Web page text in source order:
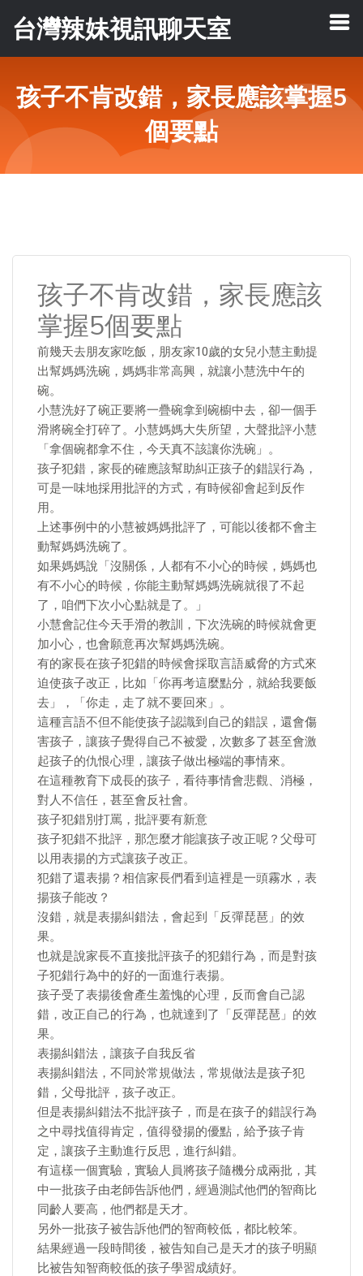
台灣辣妹視訊聊天室
孩子不肯改錯，家長應該掌握5
個要點
孩子不肯改錯，家長應該
掌握5個要點
前幾天去朋友家吃飯，朋友家10歲的女兒小慧主動提
出幫媽媽洗碗，媽媽非常高興，就讓小慧洗中午的
碗。
小慧洗好了碗正要將一疊碗拿到碗櫥中去，卻一個手
滑將碗全打碎了。小慧媽媽大失所望，大聲批評小慧
「拿個碗都拿不住，今天真不該讓你洗碗」。
孩子犯錯，家長的確應該幫助糾正孩子的錯誤行為，
可是一味地採用批評的方式，有時候卻會起到反作
用。
上述事例中的小慧被媽媽批評了，可能以後都不會主
動幫媽媽洗碗了。
如果媽媽說「沒關係，人都有不小心的時候，媽媽也
有不小心的時候，你能主動幫媽媽洗碗就很了不起
了，咱們下次小心點就是了。」
小慧會記住今天手滑的教訓，下次洗碗的時候就會更
加小心，也會願意再次幫媽媽洗碗。
有的家長在孩子犯錯的時候會採取言語威脅的方式來
迫使孩子改正，比如「你再考這麼點分，就給我要飯
去」，「你走，走了就不要回來」。
這種言語不但不能使孩子認識到自己的錯誤，還會傷
害孩子，讓孩子覺得自己不被愛，次數多了甚至會激
起孩子的仇恨心理，讓孩子做出極端的事情來。
在這種教育下成長的孩子，看待事情會悲觀、消極，
對人不信任，甚至會反社會。
孩子犯錯別打罵，批評要有新意
孩子犯錯不批評，那怎麼才能讓孩子改正呢？父母可
以用表揚的方式讓孩子改正。
犯錯了還表揚？相信家長們看到這裡是一頭霧水，表
揚孩子能改？
沒錯，就是表揚糾錯法，會起到「反彈琵琶」的效
果。
也就是說家長不直接批評孩子的犯錯行為，而是對孩
子犯錯行為中的好的一面進行表揚。
孩子受了表揚後會產生羞愧的心理，反而會自己認
錯，改正自己的行為，也就達到了「反彈琵琶」的效
果。
表揚糾錯法，讓孩子自我反省
表揚糾錯法，不同於常規做法，常規做法是孩子犯
錯，父母批評，孩子改正。
但是表揚糾錯法不批評孩子，而是在孩子的錯誤行為
之中尋找值得肯定，值得發揚的優點，給予孩子肯
定，讓孩子主動進行反思，進行糾錯。
有這樣一個實驗，實驗人員將孩子隨機分成兩批，其
中一批孩子由老師告訴他們，經過測試他們的智商比
同齡人要高，他們都是天才。
另外一批孩子被告訴他們的智商較低，都比較笨。
結果經過一段時間後，被告知自己是天才的孩子明顯
比被告知智商較低的孩子學習成績好。